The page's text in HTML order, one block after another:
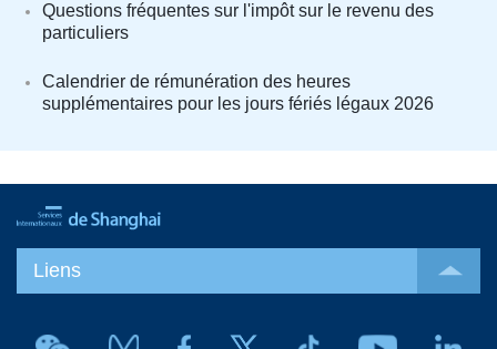
Questions fréquentes sur l'impôt sur le revenu des
particuliers
Calendrier de rémunération des heures
supplémentaires pour les jours fériés légaux 2026
Liens